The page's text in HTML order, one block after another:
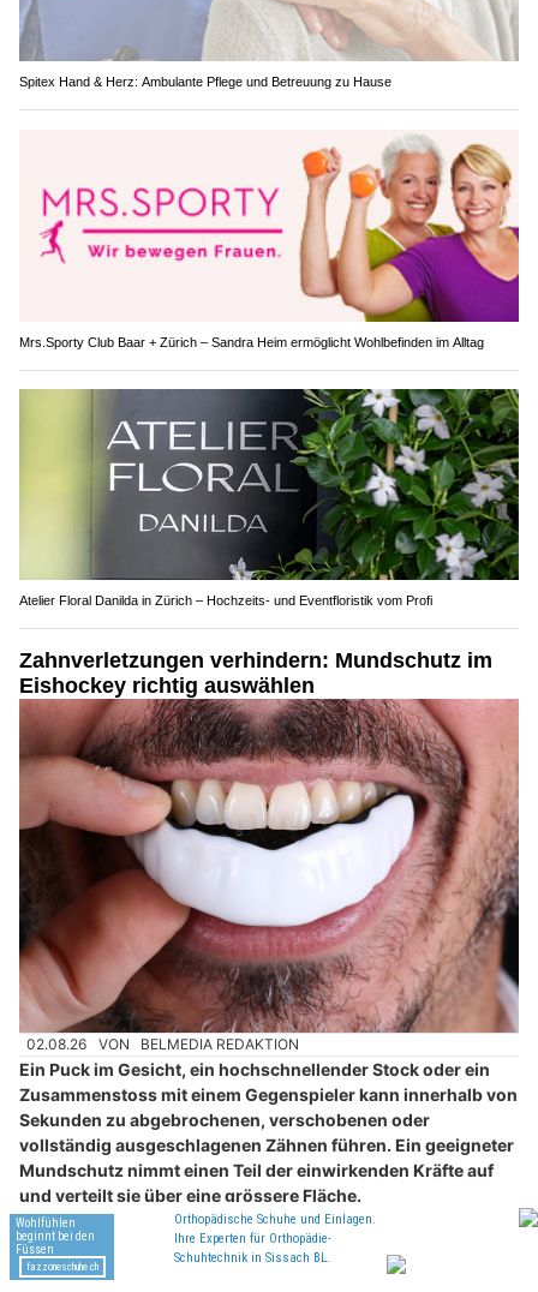
Spitex Hand & Herz: Ambulante Pflege und Betreuung zu Hause
Mrs.Sporty Club Baar + Zürich – Sandra Heim ermöglicht Wohlbefinden im Alltag
Atelier Floral Danilda in Zürich – Hochzeits- und Eventfloristik vom Profi
Zahnverletzungen verhindern: Mundschutz im
Eishockey richtig auswählen
02.08.26 VON BELMEDIA REDAKTION
Ein Puck im Gesicht, ein hochschnellender Stock oder ein
Zusammenstoss mit einem Gegenspieler kann innerhalb von
Sekunden zu abgebrochenen, verschobenen oder
vollständig ausgeschlagenen Zähnen führen. Ein geeigneter
Mundschutz nimmt einen Teil der einwirkenden Kräfte auf
und verteilt sie über eine grössere Fläche.
Voraussetzung ist eine präzise Passform. Ein zu lockeres
Modell stört beim Atmen und Sprechen, verrutscht im